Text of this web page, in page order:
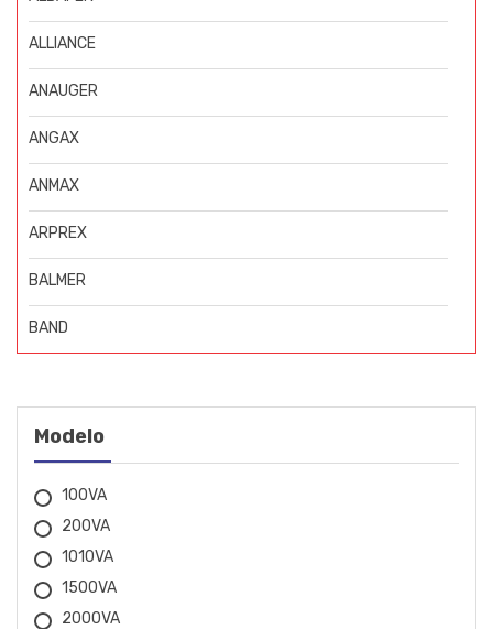
ALLIANCE
ANAUGER
ANGAX
ANMAX
ARPREX
BALMER
BAND
BOVENAU
CARBOGRAFITE
CESTARI
CHICAGO
Modelo
100VA
200VA
1010VA
1500VA
2000VA